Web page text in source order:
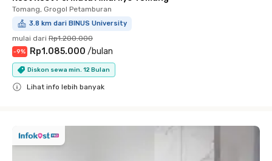
Tomang, Grogol Petamburan
3.8 km dari BINUS University
mulai dari Rp1.200.000
-9% Rp1.085.000 /bulan
Diskon sewa min. 12 Bulan
Lihat info lebih banyak